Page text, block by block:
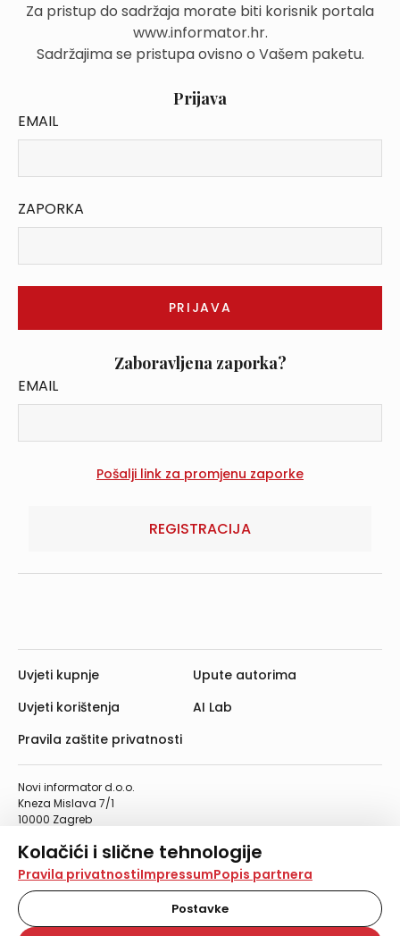
Kolačići i slične tehnologije
Na našoj web stranici koristimo kolačiće i slične
tehnologije za pohranu, čitanje i obradu informacija na
vašem uređaju. Time poboljšavamo korisničko iskustvo,
analiziramo promet na stranici te prikazujemo sadržaje i
Pravila privatnostiImpressumPopis partnera
Postavke
Za pristup do sadržaja morate biti korisnik portala
www.informator.hr.
Sadržajima se pristupa ovisno o Vašem paketu.
Prijava
EMAIL
ZAPORKA
Zaboravljena zaporka?
EMAIL
REGISTRACIJA
Novi informator d.o.o.
Kneza Mislava 7/1
10000 Zagreb
Telefaks: 01/4612-553
info@informator.hr
PRATITE NAS:
Uvjeti kupnje
Uvjeti korištenja
Pravila zaštite privatnosti
Upute autorima
AI Lab